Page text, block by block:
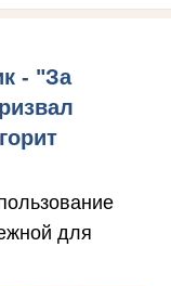
- "За
для